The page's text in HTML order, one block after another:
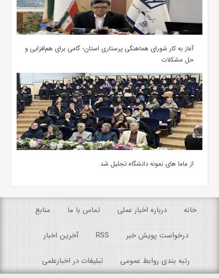
آغاز به کار شورای هماهنگی پرستاری استان؛ گامی برای هم‌افزایی و
حل مشکلات
از ماما های نمونه دانشگاه تجلیل شد
خانه درباره اخبار عملی تماس با ما منابع
درخواست پویش خبر RSS آخرین اخبار
رتبه بندی روابط عمومی تبلیغات در اخبارعلمی